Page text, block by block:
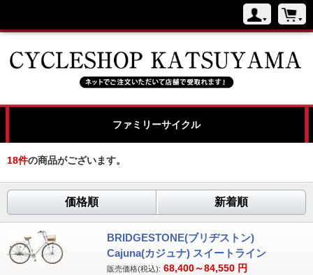
ファミリーサイクル
18件の商品がございます。
価格順 新着順
BRIDGESTONE(ブリヂストン)
Cajuna(カジュナ) スイートライン
販売価格(税込): 68,400～84,550 円